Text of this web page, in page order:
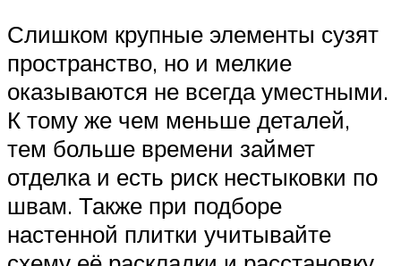
Слишком крупные элементы сузят
пространство, но и мелкие
оказываются не всегда уместными.
К тому же чем меньше деталей,
тем больше времени займет
отделка и есть риск нестыковки по
швам. Также при подборе
настенной плитки учитывайте